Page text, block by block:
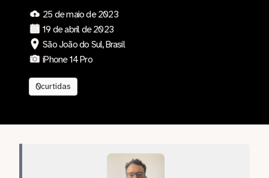
25 de maio de 2023
19 de abril de 2023
São João do Sul, Brasil
iPhone 14 Pro
0curtidas